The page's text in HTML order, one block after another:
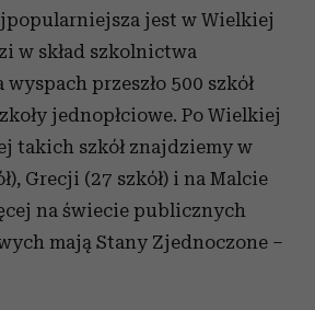
jest w Wielkiej
w skład szkolnictwa
przeszło 500 szkół
jednopłciowe. Po Wielkiej
takich szkół znajdziemy w
Grecji (27 szkół) i na Malcie
na świecie publicznych
mają Stany Zjednoczone –